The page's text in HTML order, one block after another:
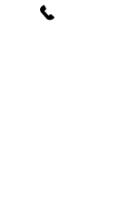
Χειμερινό ωράριο: